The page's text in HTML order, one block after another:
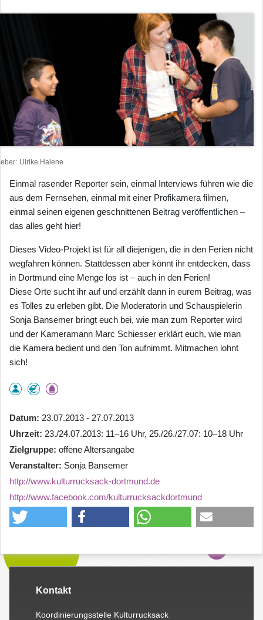
Ulrike Halene
Einmal rasender Reporter sein, einmal Interviews führen wie die
aus dem Fernsehen, einmal mit einer Profikamera filmen,
einmal seinen eigenen geschnittenen Beitrag veröffentlichen –
das alles geht hier!
Dieses Video-Projekt ist für all diejenigen, die in den Ferien nicht
wegfahren können. Stattdessen aber könnt ihr entdecken, dass
in Dortmund eine Menge los ist – auch in den Ferien!
Diese Orte sucht ihr auf und erzählt dann in eurem Beitrag, was
es Tolles zu erleben gibt. Die Moderatorin und Schauspielerin
Sonja Bansemer bringt euch bei, wie man zum Reporter wird
und der Kameramann Marc Schiesser erklärt euch, wie man
die Kamera bedient und den Ton aufnimmt. Mitmachen lohnt
sich!
Datum 23.07.2013 - 27.07.2013
Uhrzeit 23./24.07.2013: 11–16 Uhr, 25./26./27.07: 10–18 Uhr
Zielgruppe offene Altersangabe
Veranstalter Sonja Bansemer
http://www.kulturrucksack-dortmund.de
http://www.facebook.com/kulturrucksackdortmund
Kontakt
Koordinierungsstelle Kulturrucksack